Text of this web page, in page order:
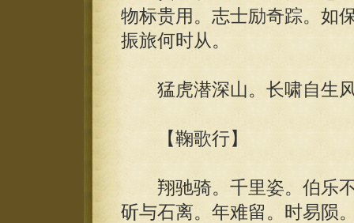
物标贵用。志士励奇踪。如
振旅何时从。
猛虎潜深山。长啸自生风
【鞠歌行】
翔驰骑。千里姿。伯乐不
斫与石离。年难留。时易陨